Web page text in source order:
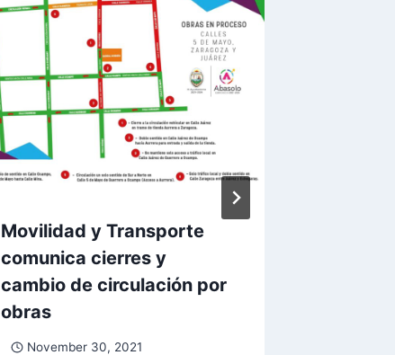
Movilidad y Transporte
comunica cierres y
cambio de circulación por
obras
November 30, 2021